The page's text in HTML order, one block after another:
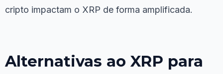
cripto impactam o XRP de forma amplificada.
Alternativas ao XRP para